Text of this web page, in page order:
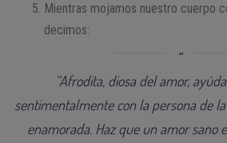
Mientras mojamos nuestro cuerpo
decimos:
“Afrodita, diosa del amor,
sentimentalmente con la persona de
enamorada. Haz que un amor sano